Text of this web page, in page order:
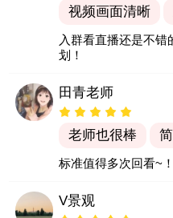
视频画面清晰
入群看直播还是不
划！
田青老师
老师也很棒
标准值得多次回看~
V景观